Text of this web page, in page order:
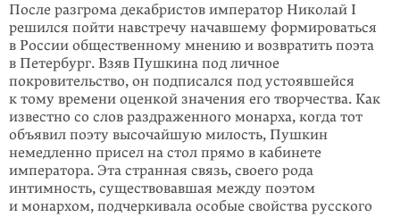
После разгрома декабристов император Николай I
решился пойти навстречу начавшему формироваться
в России общественному мнению и возвратить поэ­та
в Петербург. Взяв Пушкина под личное
покровительство, он подписался под устоявшейся
к тому времени оценкой значения его творчества. Как
из­вестно со слов раздраженного монарха, когда тот
объявил поэту высочайшую милость, Пушкин
немедленно присел на стол прямо в кабинете
императора. Эта стран­ная связь, своего рода
интимность, существовавшая между поэтом
и монархом, подчеркивала особые свойства русского